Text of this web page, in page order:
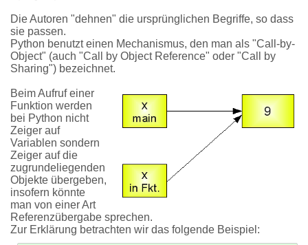
Die Autoren "dehnen" die ursprünglichen Begriffe, so dass
sie passen.
Python benutzt einen Mechanismus, den man als "Call-by-
Object" (auch "Call by Object Reference" oder "Call by
Sharing") bezeichnet.
Beim Aufruf einer
Funktion werden
bei Python nicht
Zeiger auf
Variablen sondern
Zeiger auf die
zugrundeliegenden
Objekte übergeben,
insofern könnte
man von einer Art
Referenzübergabe sprechen.
Zur Erklärung betrachten wir das folgende Beispiel: